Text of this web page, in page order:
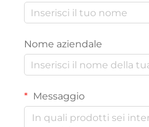
Nome aziendale
Messaggio